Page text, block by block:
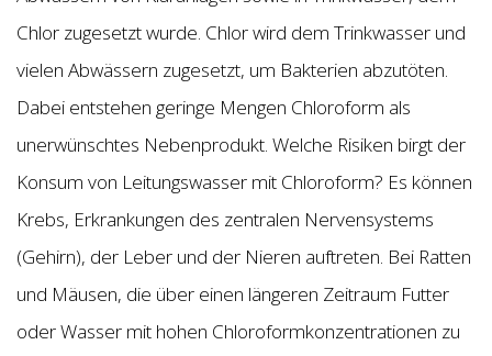
Chlor zugesetzt wurde. Chlor wird dem Trinkwasser und
vielen Abwässern zugesetzt, um Bakterien abzutöten.
Dabei entstehen geringe Mengen Chloroform als
unerwünschtes Nebenprodukt. Welche Risiken birgt der
Konsum von Leitungswasser mit Chloroform? Es können
Krebs, Erkrankungen des zentralen Nervensystems
(Gehirn), der Leber und der Nieren auftreten. Bei Ratten
und Mäusen, die über einen längeren Zeitraum Futter
oder Wasser mit hohen Chloroformkonzentrationen zu